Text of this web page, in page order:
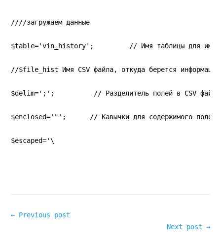
////загружаем данные
$table='vin_history';         // Имя таблицы для
//$file_hist Имя CSV файла, откуда берется
$delim=';';          // Разделитель полей в CSV файле
$enclosed='"';      // Кавычки для содержимого полей
$escaped='\
← Previous post
Next post →